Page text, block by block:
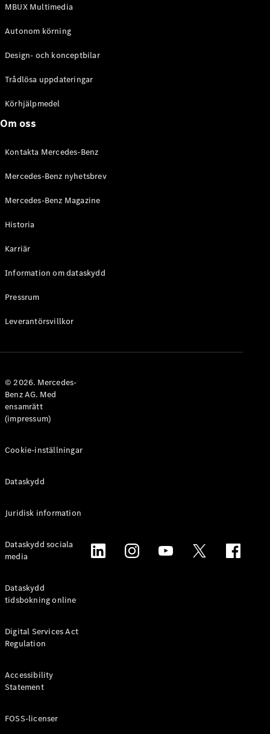
Roadster
Maybach SL
Monogram
Series
Mercedes-
Mercedes-
Store
Alla
/ Camping
van
V-Klass
Horizon
Mercedes-
Benz Online
Transportbilar
Konfigurator
MBUX Multimedia
Autonom körning
Design- och konceptbilar
Trådlösa uppdateringar
Körhjälpmedel
Om oss
Kontakta Mercedes-Benz
Mercedes-Benz nyhetsbrev
Mercedes-Benz Magazine
Historia
Karriär
Information om dataskydd
Pressrum
Leverantörsvillkor
© 2026. Mercedes-
Benz AG. Med
ensamrätt
(impressum)
Cookie-inställningar
Dataskydd
Juridisk information
Dataskydd sociala
media
Dataskydd
tidsbokning online
Digital Services Act
Regulation
Accessibility
Statement
FOSS-licenser